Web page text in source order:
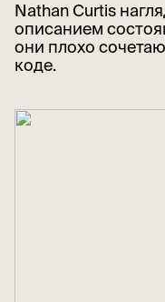
Nathan Curtis
описанием
они плохо
коде.